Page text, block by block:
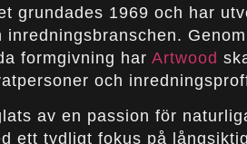
grundades 1969 och har
formgivning har Artwood
och
av en passion för
ett tydligt fokus på